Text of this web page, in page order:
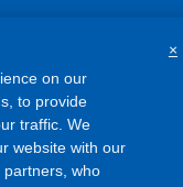
on our
to provide
traffic. We
website with our
partners, who
×